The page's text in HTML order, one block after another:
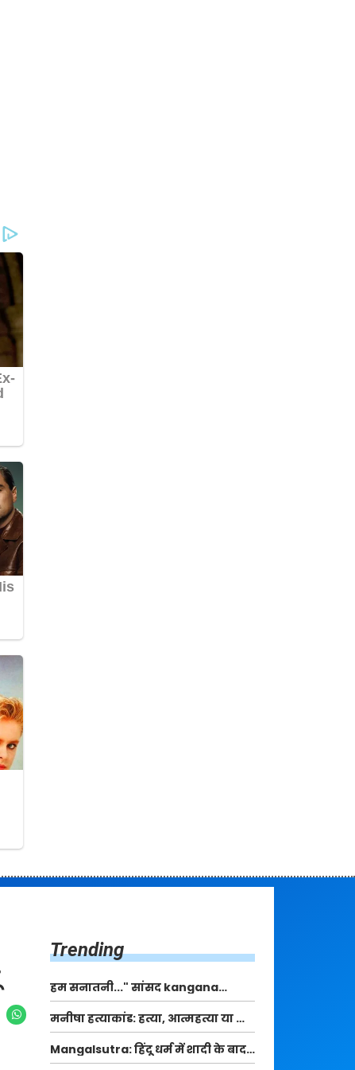
Trending
हम सनातनी..." सांसद kangana
Ranaut से क्या बोली लड़की? Viral
Jantar-Mantar | CJP protest
मनीषा हत्याकांड: हत्या, आत्महत्या या कोई बड़ा राज?
| Full Story | Josh Haryana
Mangalsutra: हिंदू धर्म में शादी के बाद
मंगलसूत्र क्यों पहनती है महिलाएं, किसने